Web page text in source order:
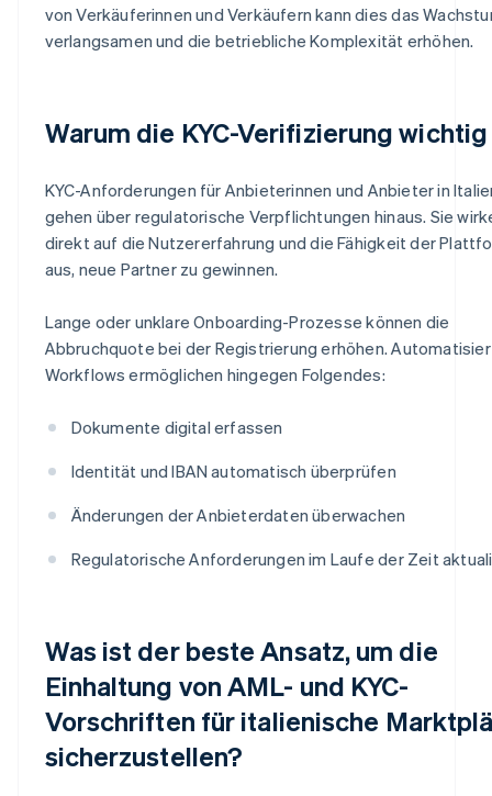
von Verkäuferinnen und Verkäufern kann dies das
verlangsamen und die betriebliche Komplexität erhöhen.
Warum die KYC-Verifizierung
KYC-Anforderungen für Anbieterinnen und Anbieter in
gehen über regulatorische Verpflichtungen hinaus. Sie
direkt auf die Nutzererfahrung und die Fähigkeit der
aus, neue Partner zu gewinnen.
Lange oder unklare Onboarding-Prozesse können die
Abbruchquote bei der Registrierung erhöhen.
Workflows ermöglichen hingegen Folgendes:
Dokumente digital erfassen
Identität und IBAN automatisch überprüfen
Änderungen der Anbieterdaten überwachen
Regulatorische Anforderungen im Laufe der Zeit
Was ist der beste Ansatz, um die
Einhaltung von AML- und KYC-
Vorschriften für italienische
sicherzustellen?